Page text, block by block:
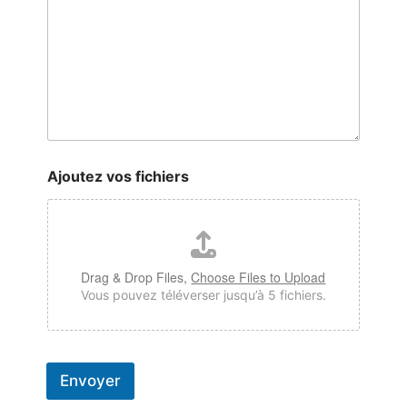
Ajoutez vos fichiers
Drag & Drop Files,Choose Files to Upload
Vous pouvez téléverser jusqu’à 5 fichiers.
Envoyer